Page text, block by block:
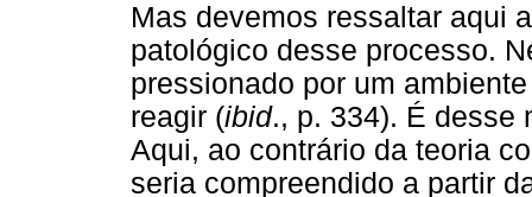
Mas devemos ressaltar aqui
patológico desse processo.
pressionado por um
reagir (ibid., p. 334). É desse
Aqui, ao contrário da teoria
seria compreendido a partir